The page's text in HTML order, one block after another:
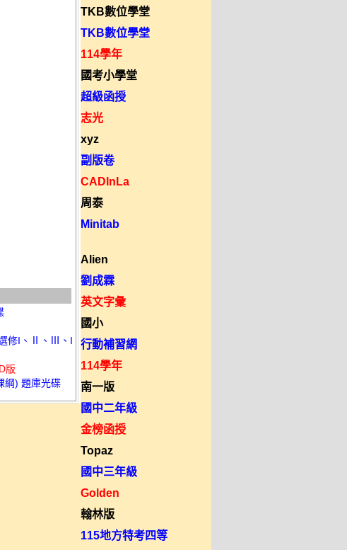
選修I、Ⅱ、Ⅲ、I
版
綱) 題庫光碟
TKB數位學堂
TKB數位學堂
114學年
國考小學堂
超級函授
志光
xyz
副版卷
CADInLa
周泰
Minitab
Alien
劉成霖
英文字彙
國小
行動補習網
114學年
南一版
國中二年級
金榜函授
Topaz
國中三年級
Golden
翰林版
115地方特考四等